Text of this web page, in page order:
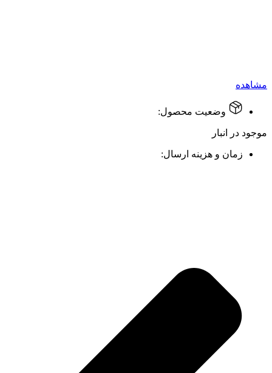
مشاهده
وضعیت محصول:
موجود در انبار
زمان و هزینه ارسال: